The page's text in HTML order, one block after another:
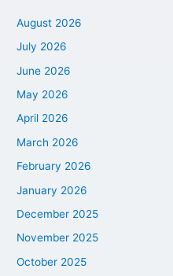
August 2026
July 2026
June 2026
May 2026
April 2026
March 2026
February 2026
January 2026
December 2025
November 2025
October 2025